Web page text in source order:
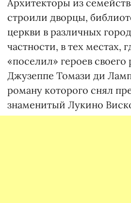
Архитекторы из
строили дворцы,
церкви в различных
частности, в тех местах,
«поселил» героев своего
Джузеппе Томази ди
роману которого снял
знаменитый Лукино